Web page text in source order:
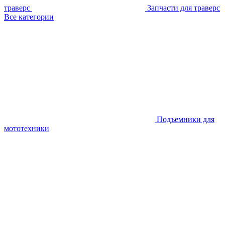
траверс
Запчасти для траверс
Все категории
Подъемники для
мототехники